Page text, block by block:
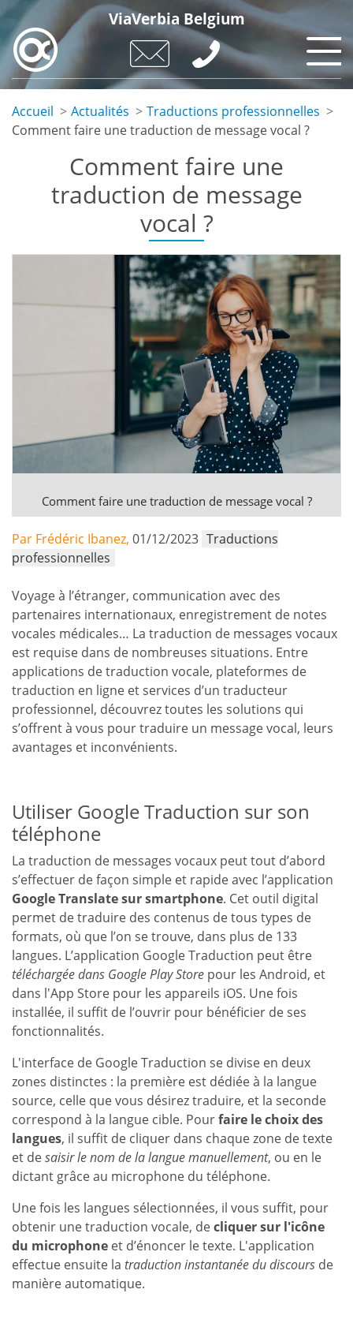
Skip
main
content
ViaVerbia Belgium
Accueil Actualités
Traductions professionnelles
Comment faire une traduction de message vocal ?
Comment faire une
traduction de message
vocal ?
Comment faire une traduction de message vocal ?
Par Frédéric Ibanez, 01/12/2023 Traductions
professionnelles
Voyage à l’étranger, communication avec des
partenaires internationaux, enregistrement de notes
vocales médicales… La traduction de messages vocaux
est requise dans de nombreuses situations. Entre
applications de traduction vocale, plateformes de
traduction en ligne et services d’un traducteur
professionnel, découvrez toutes les solutions qui
s’offrent à vous pour traduire un message vocal, leurs
avantages et inconvénients.
Utiliser Google Traduction sur son
téléphone
La traduction de messages vocaux peut tout d’abord
s’effectuer de façon simple et rapide avec l’application
Google Translate sur smartphone. Cet outil digital
permet de traduire des contenus de tous types de
formats, où que l’on se trouve, dans plus de 133
langues. L’application Google Traduction peut être
téléchargée dans Google Play Store pour les Android, et
dans l'App Store pour les appareils iOS. Une fois
installée, il suffit de l’ouvrir pour bénéficier de ses
fonctionnalités.
L'interface de Google Traduction se divise en deux
zones distinctes : la première est dédiée à la langue
source, celle que vous désirez traduire, et la seconde
correspond à la langue cible. Pourfaire le choix des
langues, il suffit de cliquer dans chaque zone de texte
et desaisir le nom de la langue manuellement, ou en le
dictant grâce au microphone du téléphone.
Une fois les langues sélectionnées, il vous suffit, pour
obtenir une traduction vocale, decliquer sur l'icône
du microphone et d’énoncer le texte. L'application
effectue ensuite la traduction instantanée du discours de
manière automatique.